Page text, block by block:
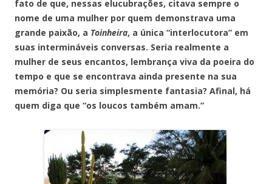
fato de que, nessas elucubrações, citava sempre o
nome de uma mulher por quem demonstrava uma
grande paixão, a Toinheira, a única “interlocutora” em
suas intermináveis conversas. Seria realmente a
mulher de seus encantos, lembrança viva da poeira do
tempo e que se encontrava ainda presente na sua
memória? Ou seria simplesmente fantasia? Afinal, há
quem diga que “os loucos também amam.”